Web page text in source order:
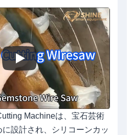
Machineは、宝石芸術
設計され、シリコーンカッ